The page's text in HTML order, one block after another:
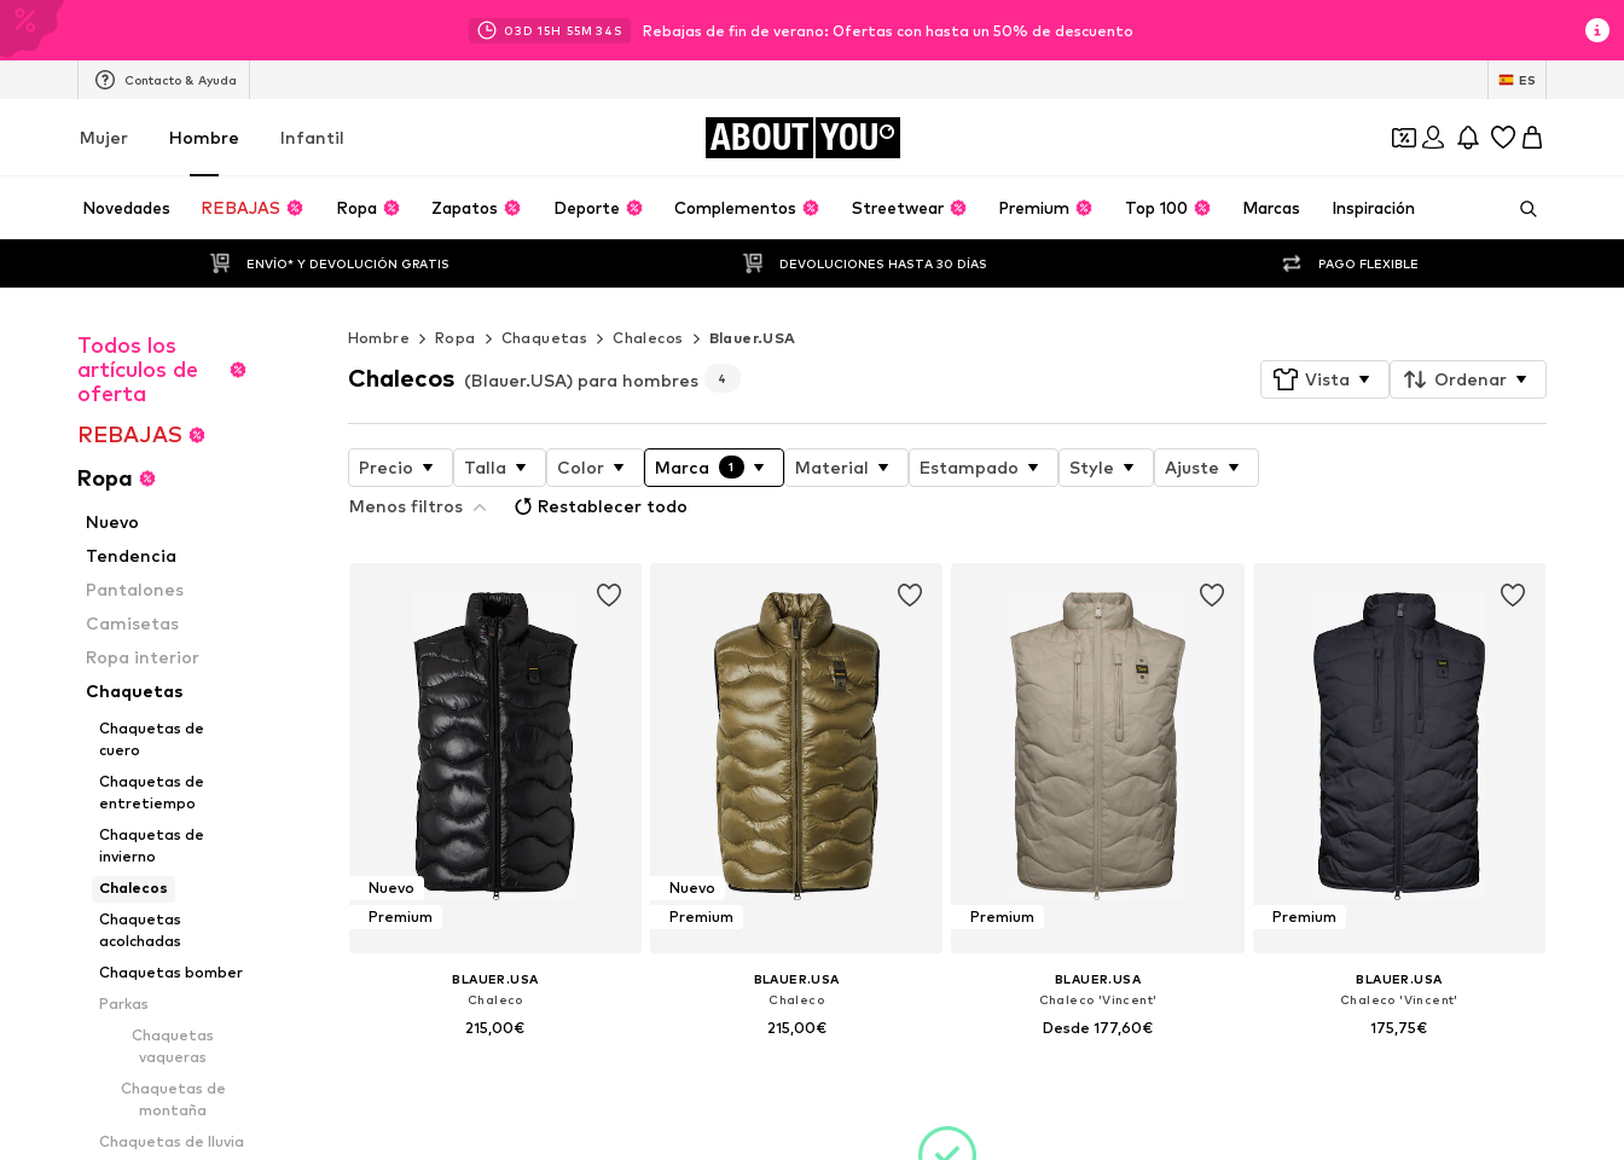
03D 15H 55M 31 S Rebajas de fin de verano: Ofertas con hasta un 50% de descuento
Contacto & Ayuda ES
Mujer Hombre Infantil ABOUT YOU
Novedades REBAJAS Ropa Zapatos Deporte Complementos Streetwear Premium Top 100 Marcas Inspiración
ENVÍO* Y DEVOLUCIÓN GRATIS DEVOLUCIONES HASTA 30 DÍAS PAGO FLEXIBLE
Todos los
artículos de
oferta
REBAJAS
Ropa
Nuevo
Tendencia
Pantalones
Camisetas
Ropa interior
Chaquetas
Chaquetas de
cuero
Chaquetas de
entretiempo
Chaquetas de
invierno
Chalecos
Chaquetas
acolchadas
Chaquetas bomber
Parkas
Chaquetas
vaqueras
Chaquetas de
montaña
Chaquetas de lluvia
Hombre Ropa Chaquetas Chalecos Blauer.USA
Chalecos (Blauer.USA) para hombres 4 Vista Ordenar
Precio Talla Color Marca 1 Material Estampado Style
Ajuste
Menos filtros
Restablecer todo
Nuevo
Premium
BLAUER.USA
Chaleco
215,00€
Nuevo
Premium
BLAUER.USA
Chaleco
215,00€
Premium
BLAUER.USA
Chaleco 'Vincent'
Desde 177,60€
Premium
BLAUER.USA
Chaleco 'Vincent'
175,75€